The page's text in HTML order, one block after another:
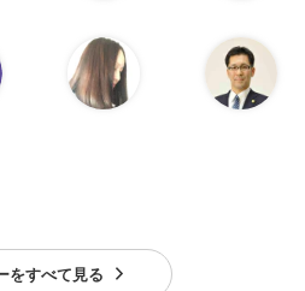
をすべて見る